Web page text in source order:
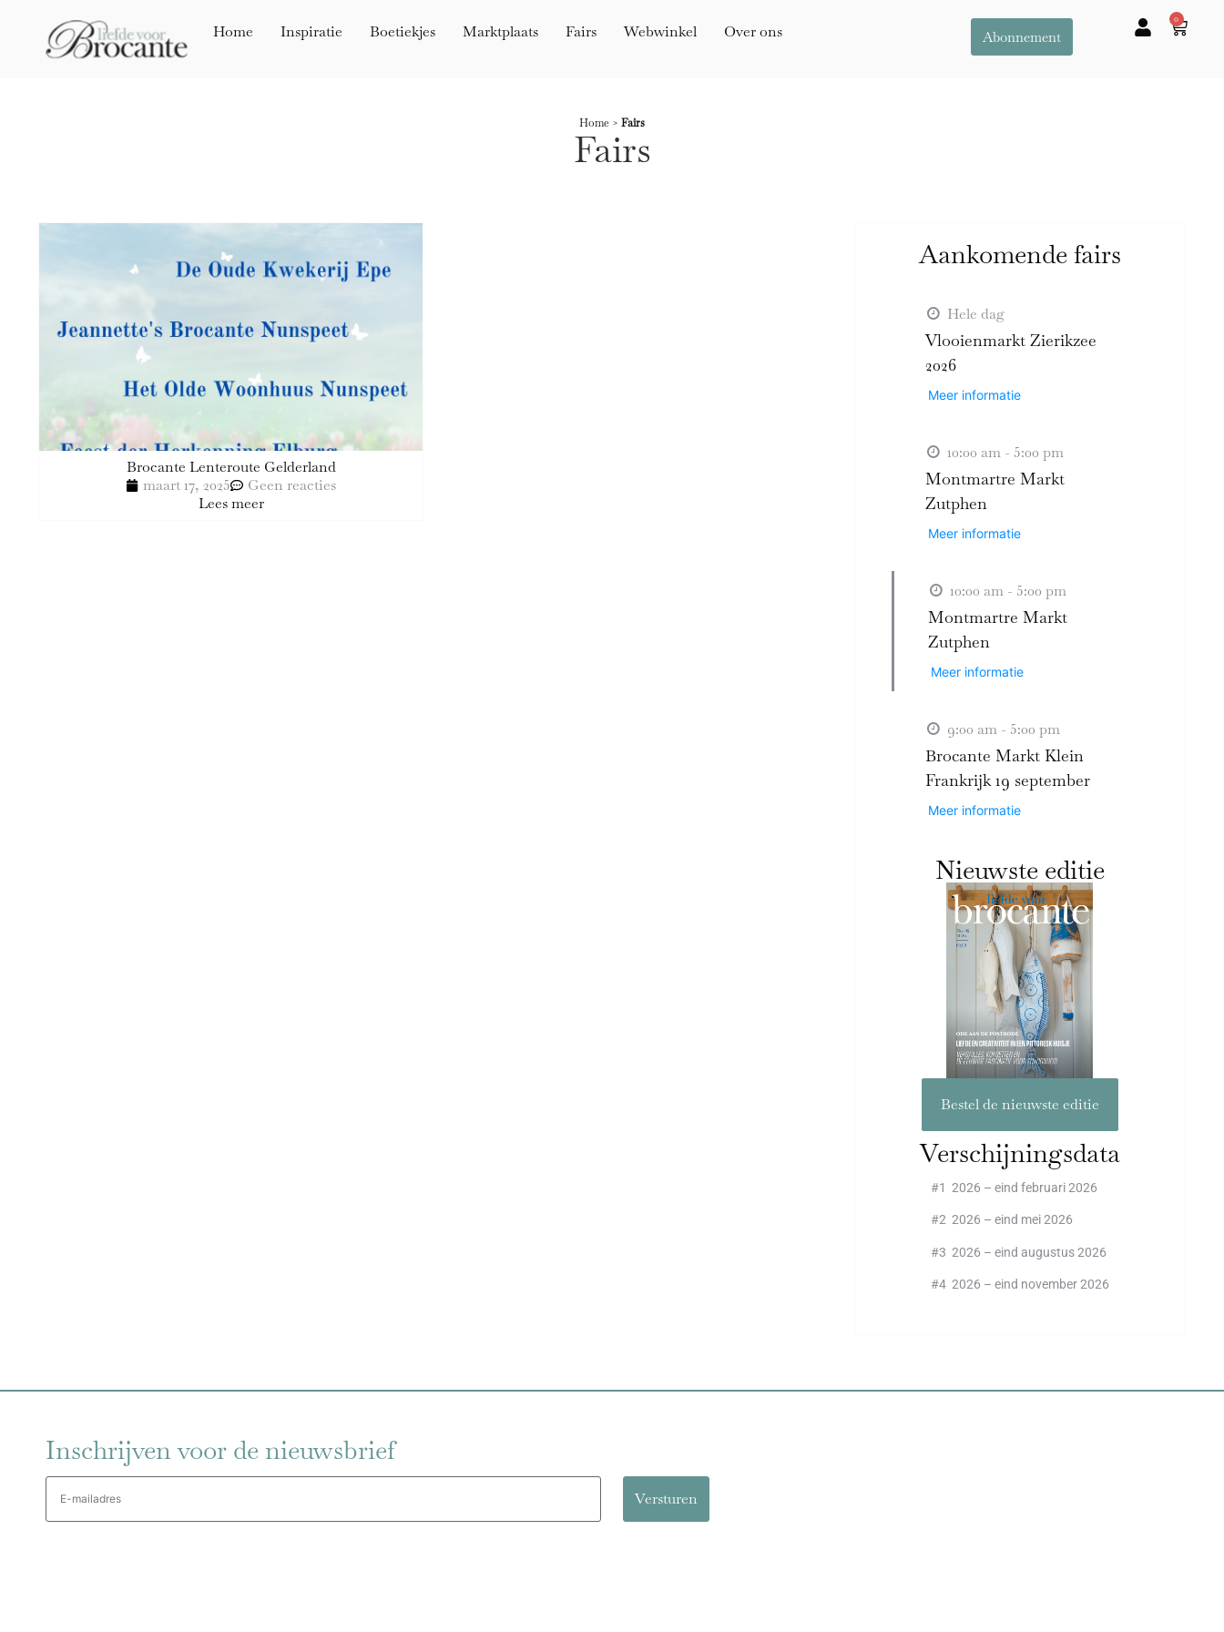
Home Inspiratie Boetiekjes Marktplaats Fairs Webwinkel Over ons Abonnement
0
Home > Fairs
Fairs
Brocante Lenteroute Gelderland
maart 17, 2025
Geen reacties
Lees meer
Aankomende fairs
Hele dag
Vlooienmarkt Zierikzee
2026
Meer informatie
10:00 am - 5:00 pm
Montmartre Markt
Zutphen
Meer informatie
10:00 am - 5:00 pm
Montmartre Markt
Zutphen
Meer informatie
9:00 am - 5:00 pm
Brocante Markt Klein
Frankrijk 19 september
Meer informatie
Nieuwste editie
Bestel de nieuwste editie
Verschijningsdata
#1 2026 – eind februari 2026
#2 2026 – eind mei 2026
#3 2026 – eind augustus 2026
#4 2026 – eind november 2026
Inschrijven voor de nieuwsbrief
E-
mailadres